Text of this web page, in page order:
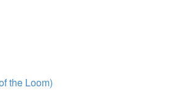
the Loom)